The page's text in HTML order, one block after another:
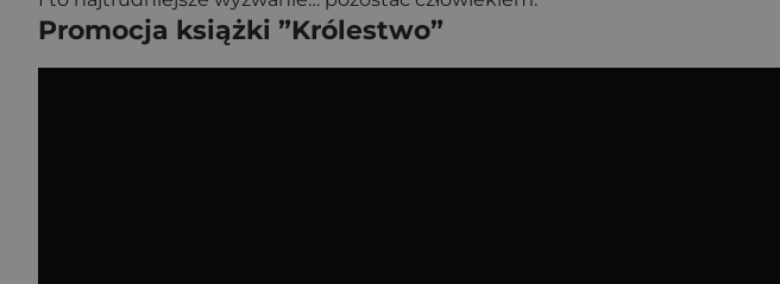
Promocja książki ”Królestwo”